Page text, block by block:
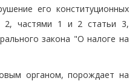
его конституционных
2, частями 1 и 2 статьи 3,
закона "О налоге на
органом, порождает на